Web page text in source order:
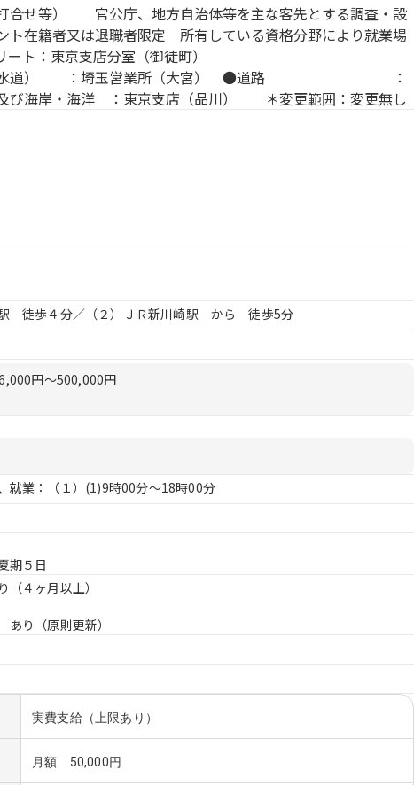
合せ等） 官公庁、地方自治体等を主な客先とする調査・設
籍者又は退職者限定 所有している資格分野により就業場
コンクリート：東京支店分室（御徒町）
（下水道） ：埼玉営業所（大宮） ●道路 ：
び海岸・海洋 ：東京支店（品川） ＊変更範囲：変更無し
駅 徒歩４分／（２）ＪＲ新川崎駅 から 徒歩5分
円〜500,000円
就業：（１） (1)9時00分〜18時00分
期５日
（４ヶ月以上）
り（原則更新）
実費支給（上限あり）
月額 50,000円